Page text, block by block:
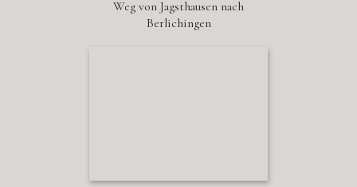
Weg von Jagsthausen nach
Berlichingen